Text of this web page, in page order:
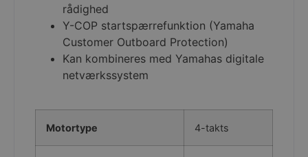
rådighed
Y-COP startspærrefunktion (Yamaha
Customer Outboard Protection)
Kan kombineres med Yamahas digitale
netværkssystem
Motortype 4-takts
PHPSESSID
PHP.net